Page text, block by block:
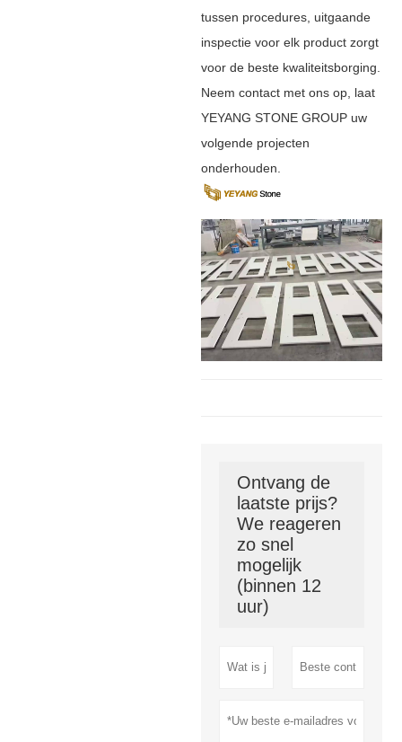
tussen procedures, uitgaande
inspectie voor elk product zorgt
voor de beste kwaliteitsborging.
Neem contact met ons op, laat
YEYANG STONE GROUP uw
volgende projecten
onderhouden.
Ontvang de
laatste prijs?
We reageren
zo snel
mogelijk
(binnen 12
uur)